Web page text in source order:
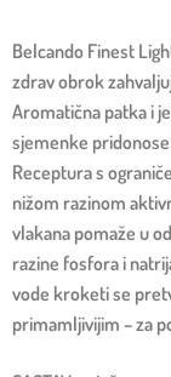
Belcando Finest
zdrav obrok
Aromatična patka i
sjemenke
Receptura s
nižom razinom
vlakana pomaže u
razine fosfora i
vode kroketi se
primamljivijim – za